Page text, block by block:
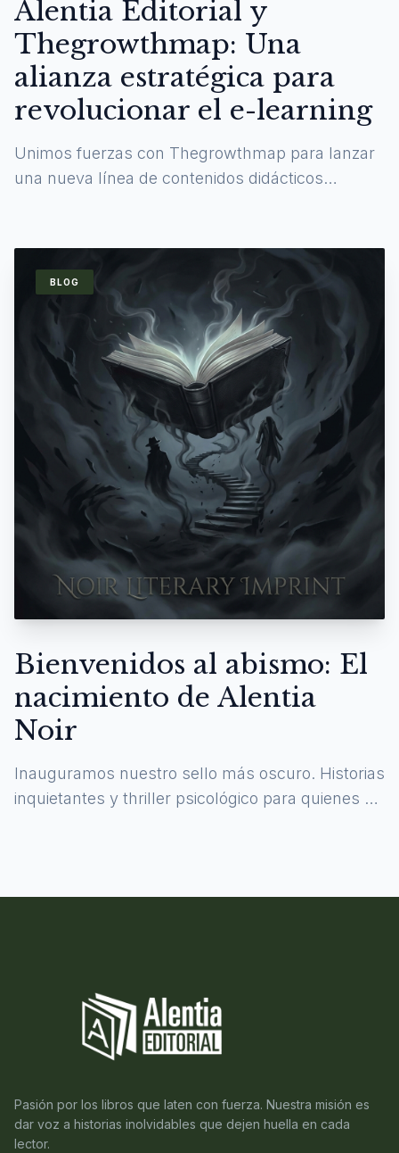
Alentia Editorial y
Thegrowthmap: Una
alianza estratégica para
revolucionar el e-learning
Unimos fuerzas con Thegrowthmap para lanzar
una nueva línea de contenidos didácticos
BLOG
Bienvenidos al abismo: El
nacimiento de Alentia
Noir
Inauguramos nuestro sello más oscuro. Historias
inquietantes y thriller psicológico para quienes se
Pasión por los libros que laten con fuerza. Nuestra misión es
dar voz a historias inolvidables que dejen huella en cada
lector.